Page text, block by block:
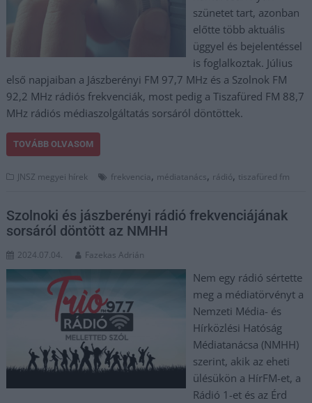
szünetet tart, azonban
előtte több aktuális
üggyel és bejelentéssel
is foglalkoztak. Július
első napjaiban a Jászberényi FM 97,7 MHz és a Szolnok FM
92,2 MHz rádiós frekvenciák, most pedig a Tiszafüred FM 88,7
MHz rádiós médiaszolgáltatás sorsáról döntöttek.
TOVÁBB OLVASOM
JNSZ megyei hírek frekvencia, médiatanács, rádió, tiszafüred fm
Szolnoki és jászberényi rádió frekvenciájának
sorsáról döntött az NMHH
2024.07.04. Fazekas Adrián
Nem egy rádió sértette
meg a médiatörvényt a
Nemzeti Média- és
Hírközlési Hatóság
Médiatanácsa (NMHH)
szerint, akik az eheti
ülésükön a HírFM-et, a
Rádió 1-et és az Érd